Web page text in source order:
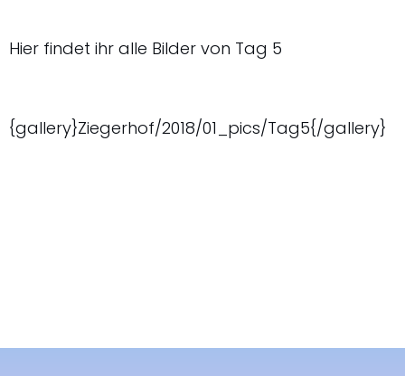
Hier findet ihr alle Bilder von Tag 5
{gallery}Ziegerhof/2018/01_pics/Tag5{/gallery}